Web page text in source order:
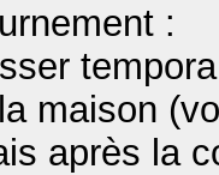
:
maison
après la